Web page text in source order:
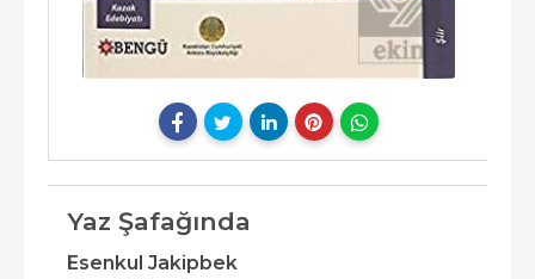
Yaz Şafağında
Esenkul Jakipbek